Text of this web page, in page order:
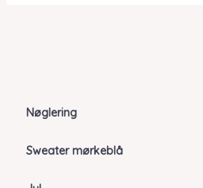
Nøglering
Sweater mørkeblå